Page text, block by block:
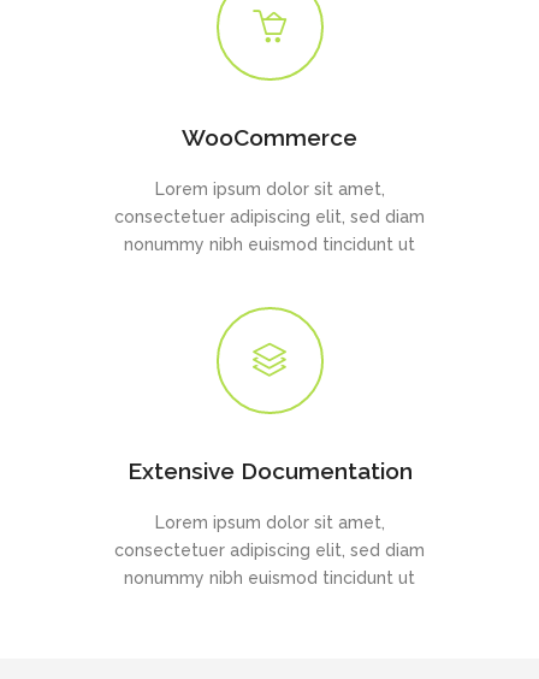
WooCommerce
Lorem ipsum dolor sit amet,
consectetuer adipiscing elit, sed diam
nonummy nibh euismod tincidunt ut
Extensive Documentation
Lorem ipsum dolor sit amet,
consectetuer adipiscing elit, sed diam
nonummy nibh euismod tincidunt ut